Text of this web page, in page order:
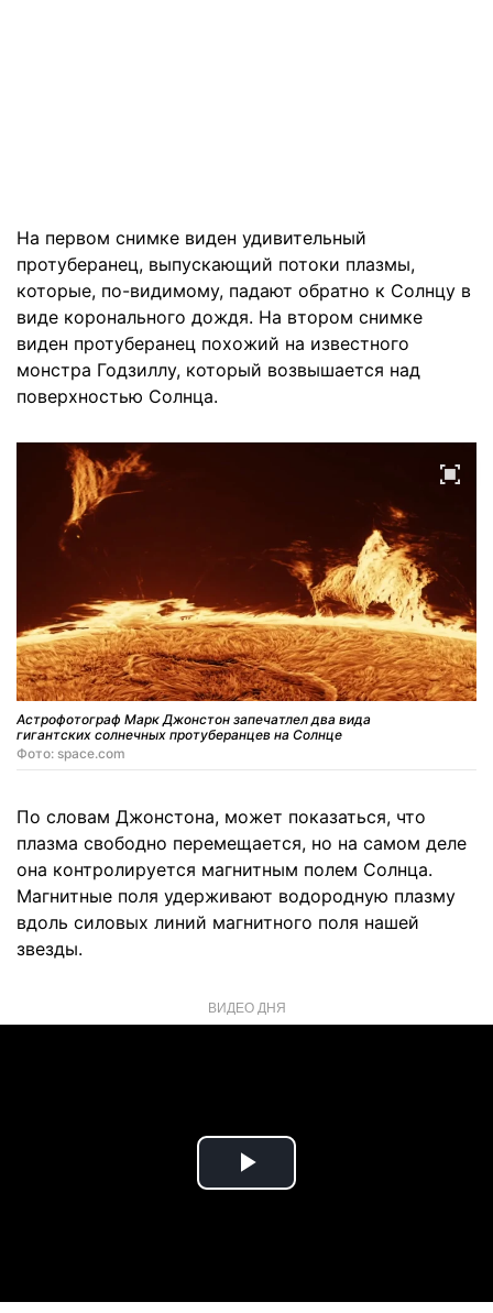
На первом снимке виден удивительный
протуберанец, выпускающий потоки плазмы,
которые, по-видимому, падают обратно к Солнцу в
виде коронального дождя. На втором снимке
виден протуберанец похожий на известного
монстра Годзиллу, который возвышается над
поверхностью Солнца.
Астрофотограф Марк Джонстон запечатлел два вида
гигантских солнечных протуберанцев на Солнце
Фото: space.com
По словам Джонстона, может показаться, что
плазма свободно перемещается, но на самом деле
она контролируется магнитным полем Солнца.
Магнитные поля удерживают водородную плазму
вдоль силовых линий магнитного поля нашей
звезды.
ВИДЕО ДНЯ
Play